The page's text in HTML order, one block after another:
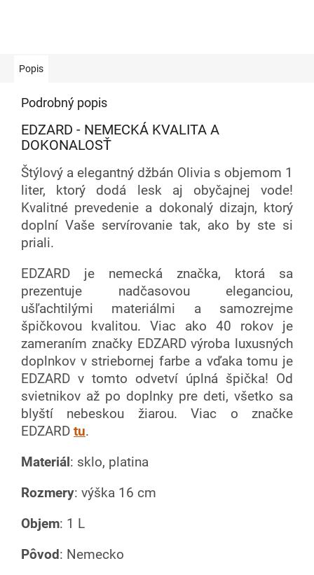
Popis
Podrobný popis
EDZARD - NEMECKÁ KVALITA A
DOKONALOSŤ
Štýlový a elegantný džbán Olivia s objemom 1
liter, ktorý dodá lesk aj obyčajnej vode!
Kvalitné prevedenie a dokonalý dizajn, ktorý
doplní Vaše servírovanie tak, ako by ste si
priali.
EDZARD je nemecká značka, ktorá sa
prezentuje nadčasovou eleganciou,
ušľachtilými materiálmi a samozrejme
špičkovou kvalitou. Viac ako 40 rokov je
zameraním značky EDZARD výroba luxusných
doplnkov v striebornej farbe a vďaka tomu je
EDZARD v tomto odvetví úplná špička! Od
svietnikov až po doplnky pre deti, všetko sa
blyští nebeskou žiarou. Viac o značke
EDZARD tu.
Materiál: sklo, platina
Rozmery: výška 16 cm
Objem: 1 L
Pôvod: Nemecko